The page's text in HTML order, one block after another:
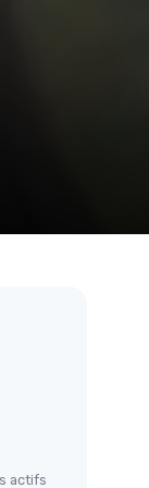
actifs